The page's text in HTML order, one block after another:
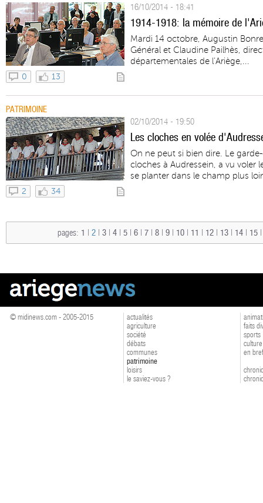
0 13
16/10/2014 - 18:41
1914-1918: la mémoire de
Mardi 14 octobre, Augustin
Général et Claudine Pailhès,
départementales de l’Ariège,...
PATRIMOINE
2 34
02/10/2014 - 19:50
Les cloches en volée
On ne peut si bien dire. Le
cloches à Audressein, a vu voler
se planter dans le champ plus
pages: 1 2 3 4 5 6 7 8 9 10 11 12 13 14 15
© midinews.com - 2005-2015
actualités
agriculture
société
débats
communes
patrimoine
loisirs
le saviez-vous ?
faits
sports
culture
en bref